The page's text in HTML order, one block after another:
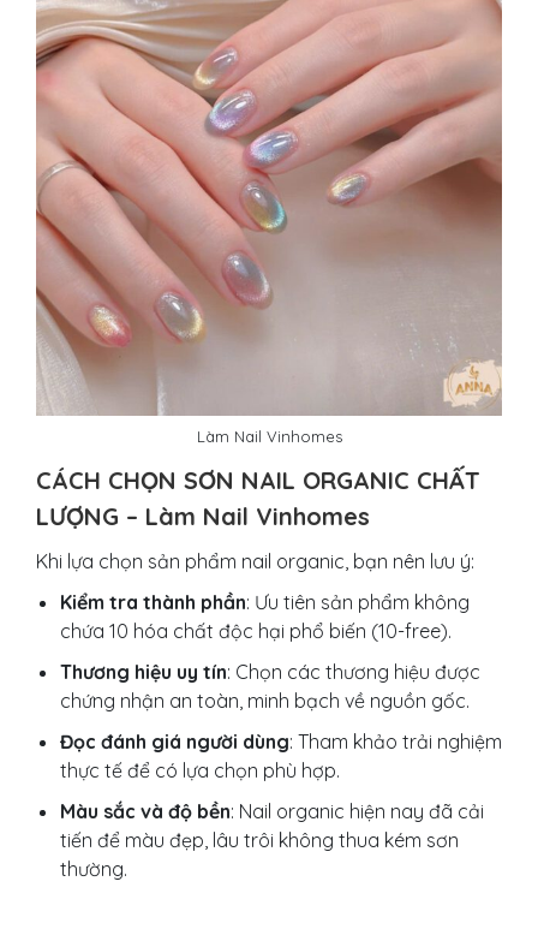
Làm Nail Vinhomes
CÁCH CHỌN SƠN NAIL ORGANIC CHẤT
LƯỢNG – Làm Nail Vinhomes
Khi lựa chọn sản phẩm nail organic, bạn nên lưu ý:
Kiểm tra thành phần: Ưu tiên sản phẩm không
chứa 10 hóa chất độc hại phổ biến (10-free).
Thương hiệu uy tín: Chọn các thương hiệu được
chứng nhận an toàn, minh bạch về nguồn gốc.
Đọc đánh giá người dùng: Tham khảo trải nghiệm
thực tế để có lựa chọn phù hợp.
Màu sắc và độ bền: Nail organic hiện nay đã cải
tiến để màu đẹp, lâu trôi không thua kém sơn
thường.